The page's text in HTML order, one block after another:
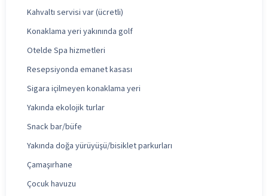
Kahvaltı servisi var (ücretli)
Konaklama yeri yakınında golf
Otelde Spa hizmetleri
Resepsiyonda emanet kasası
Sigara içilmeyen konaklama yeri
Yakında ekolojik turlar
Snack bar/büfe
Yakında doğa yürüyüşü/bisiklet parkurları
Çamaşırhane
Çocuk havuzu